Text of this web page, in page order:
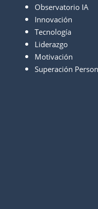
Observatorio IA
Innovación
Tecnología
Liderazgo
Motivación
Superación